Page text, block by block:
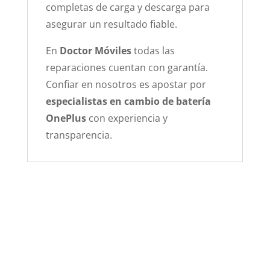
completas de carga y descarga para
asegurar un resultado fiable.
En Doctor Móvilestodas las
reparaciones cuentan con garantía.
Confiar en nosotros es apostar por
especialistas en cambio de batería
OnePluscon experiencia y
transparencia.